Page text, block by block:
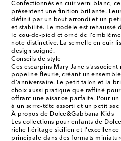
Confectionnés en cuir verni blanc,
présentent une finition brillante.
définit par un bout arrondi et un
et stabilité. Le modèle est rehaussé
le cou-de-pied et orné de
note distinctive. La semelle en cuir
design soigné.
Conseils de style
Ces escarpins Mary Jane
popeline fleurie, créant un
d'anniversaire. Le petit talon et la
choix aussi pratique que raffiné
offrant une aisance parfaite. Pour
à un serre-tête assorti et un petit sac
À propos de Dolce&Gabbana Kids
Les collections pour enfants de
riche héritage sicilien et l'excellence
principale dans des formats